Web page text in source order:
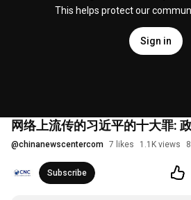
This helps protect our
Sign in
网络上流传的习近平的十大罪:
@chinanewscentercom 7 likes 1.1K views
Subscribe